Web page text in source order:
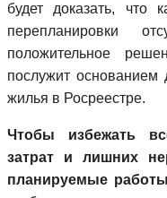
будет доказать, что
перепланировки
положительное
послужит основанием
жилья в Росреестре.
Чтобы избежать
затрат и лишних
планируемые